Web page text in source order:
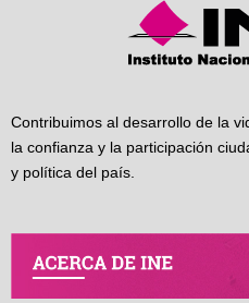
Contribuimos al desarrollo de la
la confianza y la participación
y política del país.